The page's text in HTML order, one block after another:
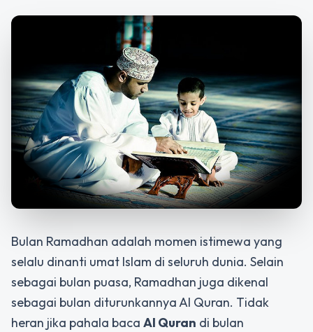
Bulan Ramadhan adalah momen istimewa yang
selalu dinanti umat Islam di seluruh dunia. Selain
sebagai bulan puasa, Ramadhan juga dikenal
sebagai bulan diturunkannya Al Quran. Tidak
heran jika pahala baca Al Quran di bulan